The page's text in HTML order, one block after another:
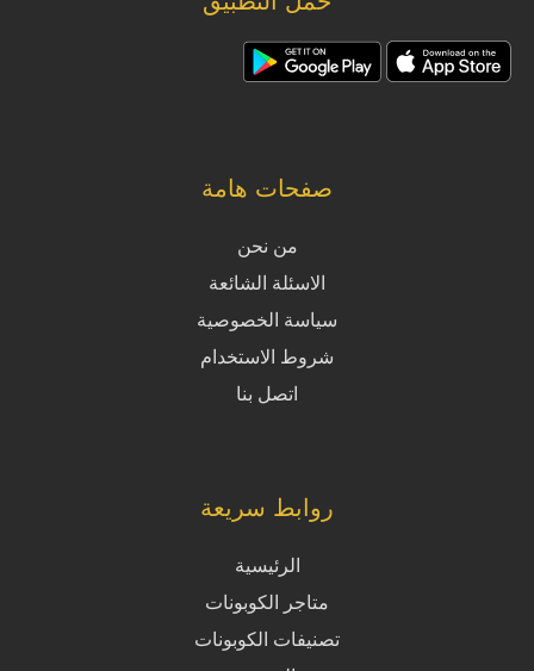
صفحات هامة
من نحن
الاسئلة الشائعة
سياسة الخصوصية
شروط الاستخدام
اتصل بنا
روابط سريعة
الرئيسية
متاجر الكوبونات
تصنيفات الكوبونات